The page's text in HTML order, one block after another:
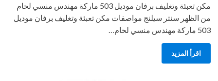
مكن تعبئة وتغليف برفان موديل 503 ماركة مهندس منسي لحام
من الظهر سنتر سيلنج مواصفات مكن تعبئة وتغليف برفان موديل
503 ماركة مهندس منسي لحام…
اقرأ المزيد